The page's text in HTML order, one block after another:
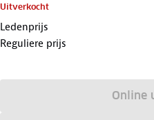
Uitverkocht
Ledenprijs
Reguliere prijs
Online